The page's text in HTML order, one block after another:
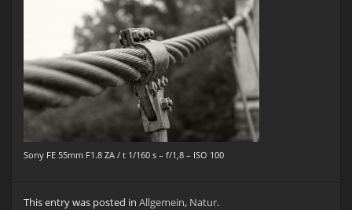
Sony FE 55mm F1.8 ZA / t 1/160 s – f/1,8 – ISO 100
This entry was posted in Allgemein, Natur.